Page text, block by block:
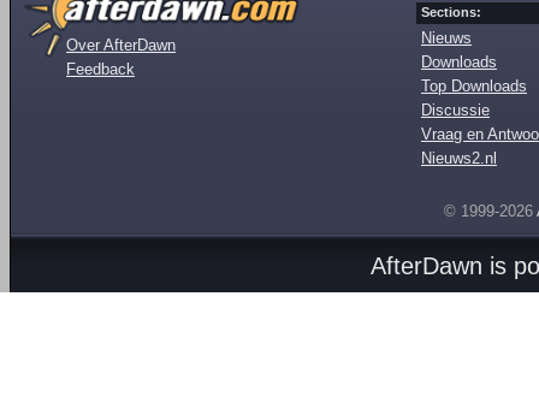
Over AfterDawn
Feedback
Sections:
Nieuws
Downloads
Top Downloads
Discussie
Vraag en
Nieuws2.nl
© 1999-2026
AfterDawn is